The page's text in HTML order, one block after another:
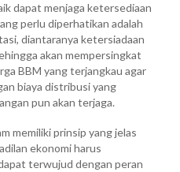
dapat menjaga ketersediaan
perlu diperhatikan adalah
diantaranya ketersiadaan
akan mempersingkat
BBM yang terjangkau agar
biaya distribusi yang
pun akan terjaga.
memiliki prinsip yang jelas
ekonomi harus
terwujud dengan peran